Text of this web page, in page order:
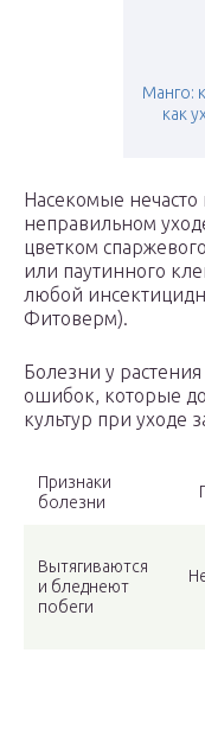
Манго:
как
Насекомые нечасто
неправильном
цветком
или паутинного
любой
Фитоверм).
Болезни у
ошибок, которые
культур при уходе
Признаки
болезни
Вытягиваются
и бледнеют
побеги